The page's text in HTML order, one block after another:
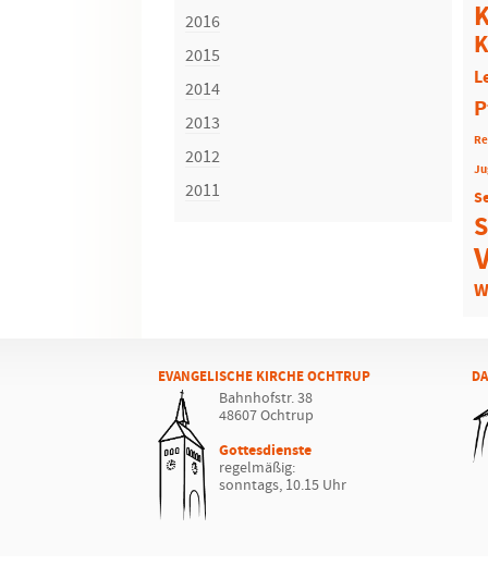
2016
2015
2014
2013
2012
2011
EVANGELISCHE KIRCHE OCHTRUP
Bahnhofstr. 38
48607 Ochtrup
Gottesdienste
regelmäßig:
sonntags, 10.15 Uhr